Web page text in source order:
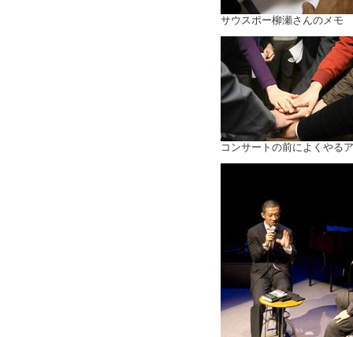
サウスポー柳瀬さんのメモ
コンサートの前によくやる